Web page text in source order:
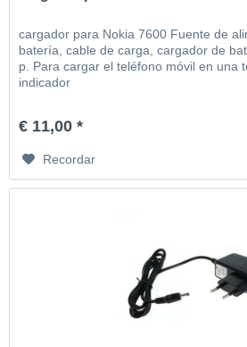
cargador para Nokia 7600 Fuente de
batería, cable de carga, cargador de
p. Para cargar el teléfono móvil en una
indicador
€ 11,00 *
Recordar